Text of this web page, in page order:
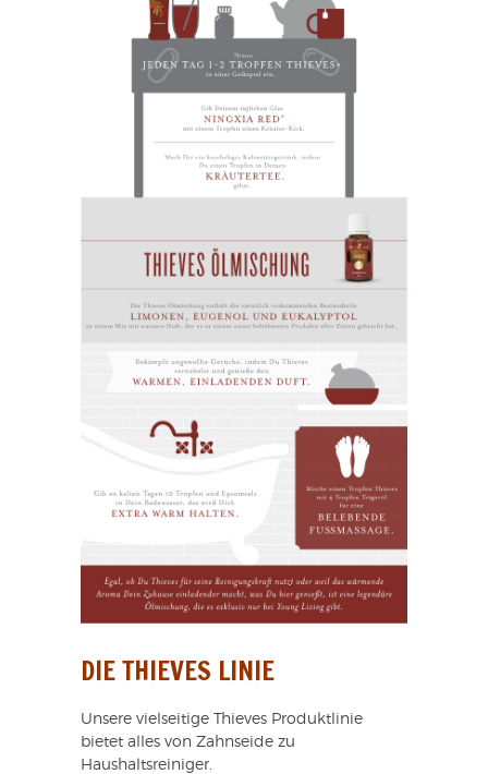
DIE THIEVES LINIE
Unsere vielseitige Thieves Produktlinie
bietet alles von Zahnseide zu
Haushaltsreiniger.